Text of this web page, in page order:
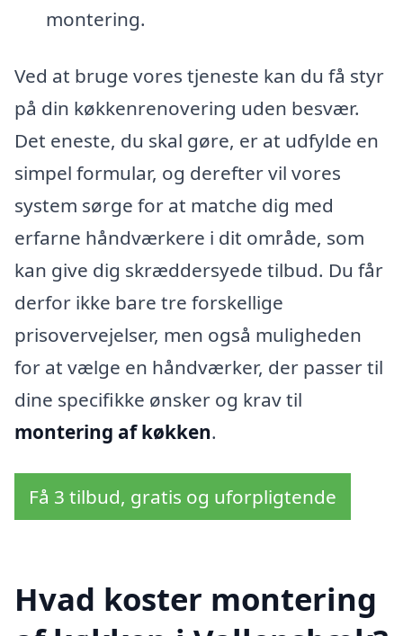
montering.
Ved at bruge vores tjeneste kan du få styr
på din køkkenrenovering uden besvær.
Det eneste, du skal gøre, er at udfylde en
simpel formular, og derefter vil vores
system sørge for at matche dig med
erfarne håndværkere i dit område, som
kan give dig skræddersyede tilbud. Du får
derfor ikke bare tre forskellige
prisovervejelser, men også muligheden
for at vælge en håndværker, der passer til
dine specifikke ønsker og krav til
montering af køkken.
Få 3 tilbud, gratis og uforpligtende
Hvad koster montering